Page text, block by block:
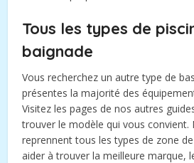
Tous les types de
baignade
Vous recherchez un autre type de
présentes la majorité des
Visitez les pages de nos autres
trouver le modèle qui vous convient.
reprennent tous les types de zone
aider à trouver la meilleure marque,